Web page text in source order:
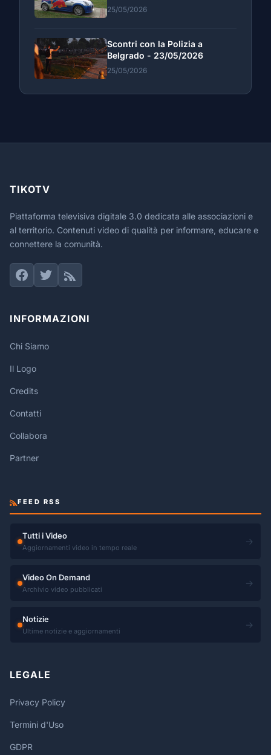
25/05/2026
Scontri con la Polizia a
Belgrado - 23/05/2026
25/05/2026
TIKOTV
Piattaforma televisiva digitale 3.0 dedicata alle associazioni e
al territorio. Contenuti video di qualità per informare, educare e
connettere la comunità.
INFORMAZIONI
Chi Siamo
Il Logo
Credits
Contatti
Collabora
Partner
FEED RSS
Tutti i Video
Aggiornamenti video in tempo reale
→
Video On Demand
Archivio video pubblicati
→
Notizie
Ultime notizie e aggiornamenti
→
LEGALE
Privacy Policy
Termini d'Uso
GDPR